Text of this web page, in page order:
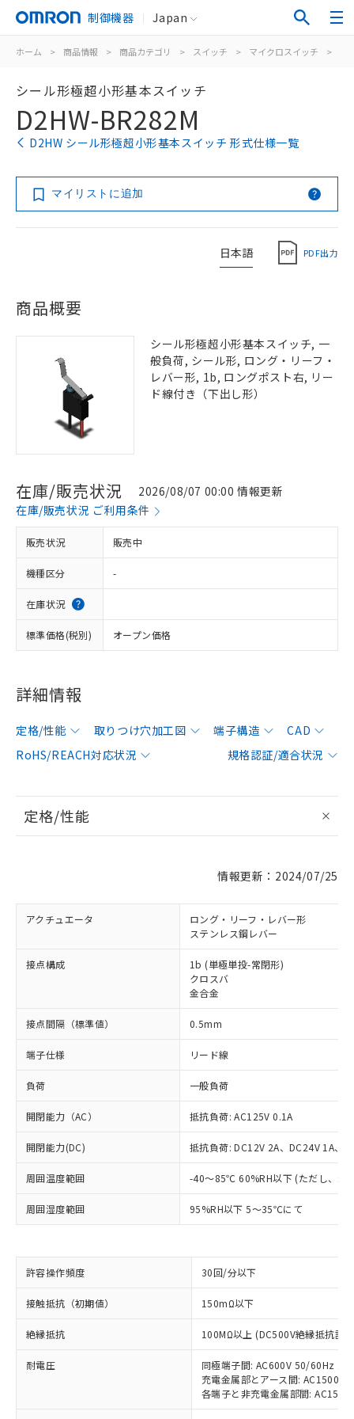
制御機器 Japan
ホーム > 商品情報 > 商品カテゴリ > スイッチ > マイクロスイッチ >
シール形極超小形基本スイッチ
D2HW-BR282M
D2HW シール形極超小形基本スイッチ 形式仕様一覧
マイリストに追加
日本語 PDF出力
商品概要
シール形極超小形基本スイッチ, 一
般負荷, シール形, ロング・リーフ・
レバー形, 1b, ロングポスト右, リー
ド線付き（下出し形）
在庫/販売状況
2026/08/07 00:00 情報更新
在庫/販売状況 ご利用条件
販売状況 販売中
機種区分 -
在庫状況
標準価格(税別) オープン価格
詳細情報
定格/性能 取りつけ穴加工図 端子構造
CAD
RoHS/REACH対応状況
規格認証/適合状況
定格/性能
情報更新：2024/07/25
アクチュエータ
ロング・リーフ・レバー形
ステンレス鋼レバー
接点構成
1b (単極単投-常閉形)
クロスバ
金合金
接点間隔（標準値） 0.5mm
端子仕様 リード線
負荷 一般負荷
開閉能力（AC） 抵抗負荷: AC125V 0.1A
開閉能力(DC) 抵抗負荷: DC12V 2A、DC24V 1A、
周囲温度範囲 -40～85℃ 60%RH以下 (ただし、氷
周囲湿度範囲 95%RH以下 5～35℃にて
許容操作頻度 30回/分以下
接触抵抗（初期値） 150mΩ以下
絶縁抵抗 100MΩ以上 (DC500V絶縁抵抗計
耐電圧
同極端子間: AC600V 50/60Hz
充電金属部とアース間: AC1500V
各端子と非充電金属部間:
以下の条件をお読みいただき、同意のうえ
※1 対応状況
対応済み：EU RoHS指令（10物質）の
非含有に対応した製品が提供可能な商品で
す。
対応予定：EU RoHS指令（10物質）の非含
有に対応した製品に切り替える予定のある
対応予定なし：EU RoHS指令（10物質）の